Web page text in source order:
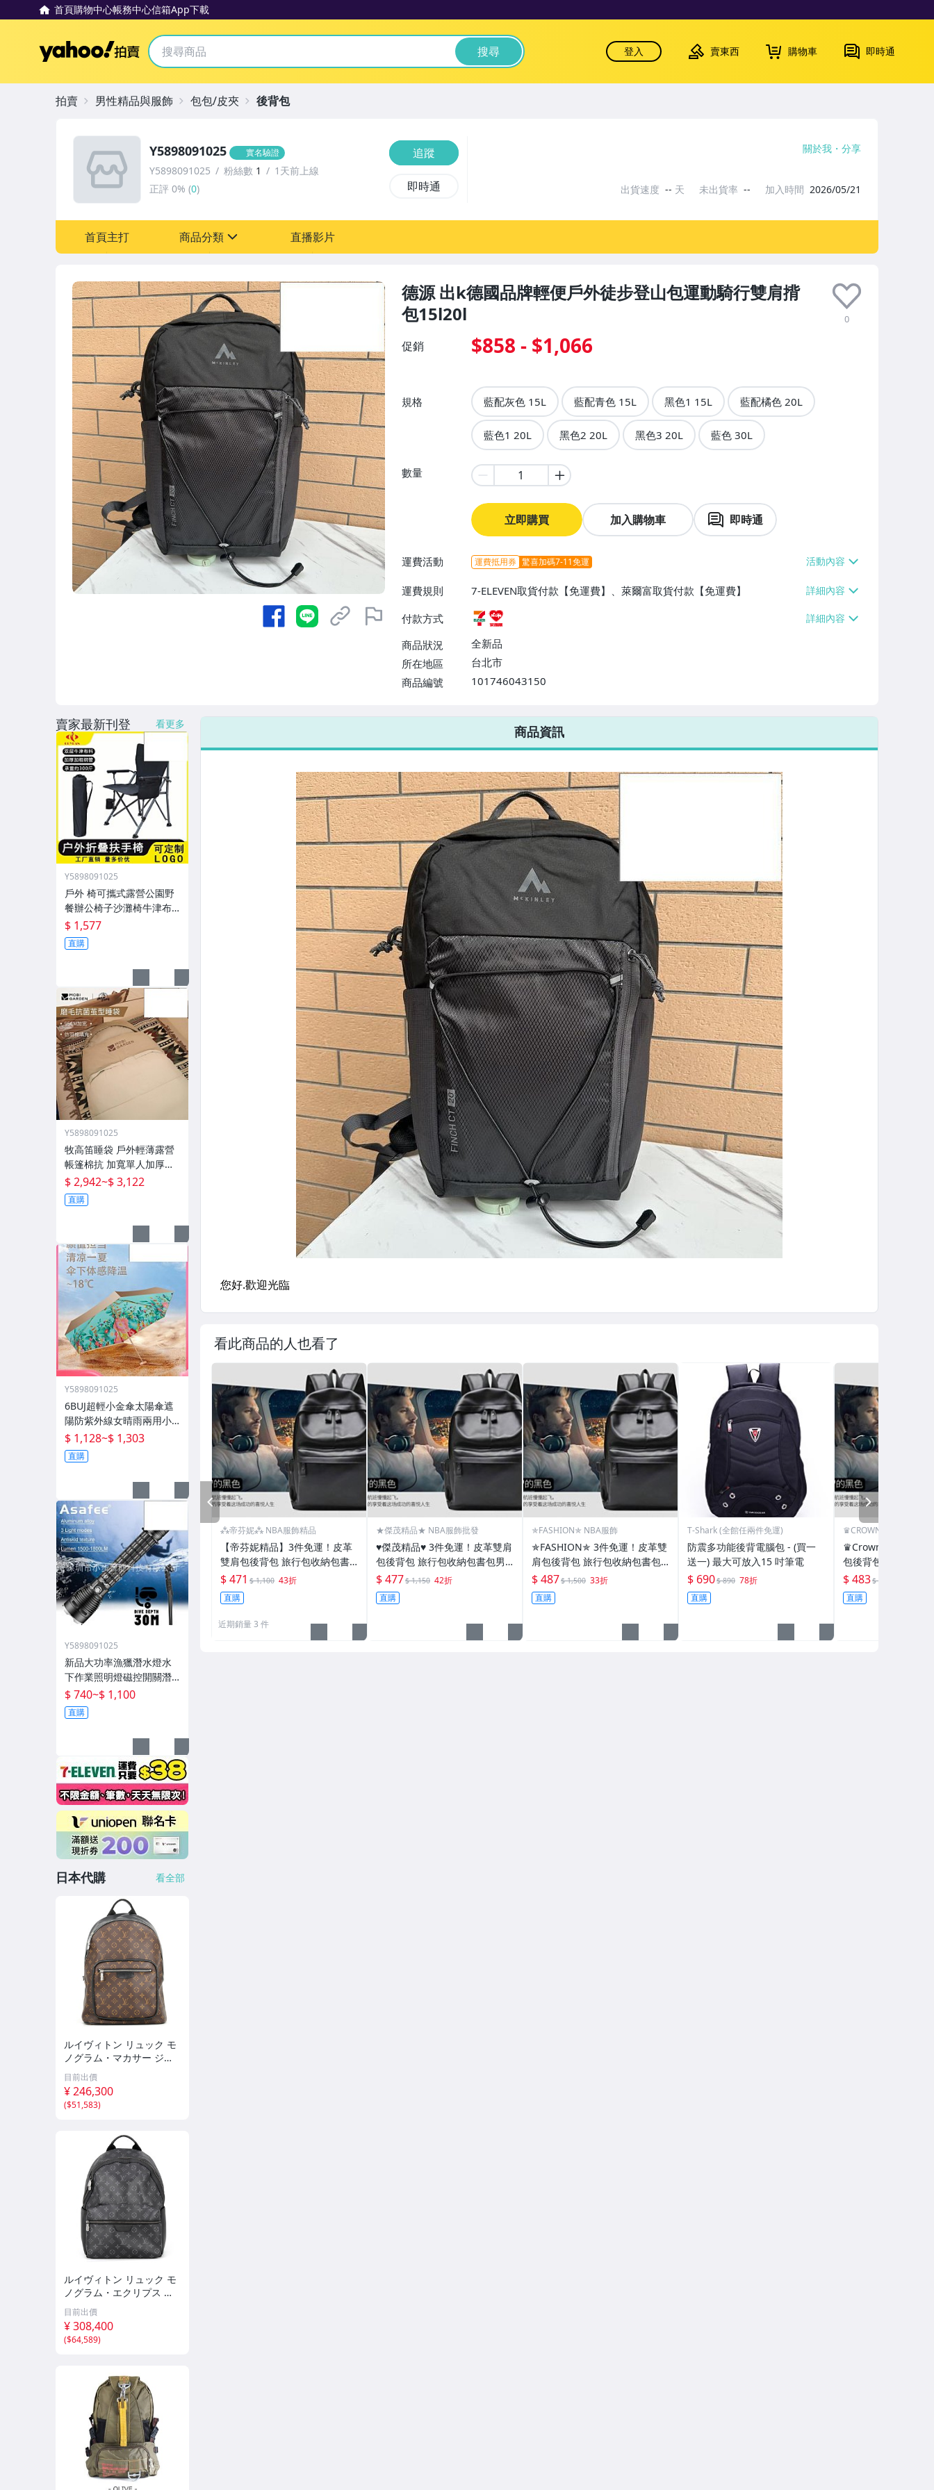
首頁購物中心帳務中心信箱App下載
Yahoo拍賣 搜尋 登入 賣東西 購物車 即時通
德源 出k德國品牌輕便戶外徒步登山包運動騎行雙肩揹
包15l20l
0
促銷 $858 - $1,066
規格 藍配灰色 15L 藍配青色 15L 黑色1 15L 藍配橘色 20L
藍色1 20L 黑色2 20L 黑色3 20L 藍色 30L
數量
立即購買 加入購物車 即時通
運費活動 運費抵用券 驚喜加碼7-11免運
運費規則
7-ELEVEN取貨付款【免運費】、萊爾富取貨付款【免運費】
付款方式
商品狀況
全新品
所在地區
台北市
商品編號
101746043150
7-ELEVEN 運費只要38元
不限金額、筆數，筆筆優惠無限次！
Y5898091025 實名驗證
Y5898091025 粉絲數 1
1天前上線
正評 0% (0)
追蹤
即時通
關於我 分享
出貨速度 -- 天 未出貨率 -- 加入時間 2026/05/21
首頁主打 商品分類
圖書/影音/文具
古董、藝術與礦石
手機、配件與通訊
美容保養與彩妝
電腦、平板與周邊
相機、攝影與周邊
運動、戶外與休閒
嬰幼兒與孕婦
汽機車精品百貨
居家、家具與園藝
手錶與飾品配件
女包精品與女鞋
家電與影音視聽
直播影片
拍賣 男性精品與服飾 包包/皮夾 後背包
商品資訊
看此商品的人也看了
⁂帝芬妮⁂ NBA服飾精品
【帝芬妮精品】3件免運！皮革
雙肩包後背包 旅行包收納包書
包男包包 真皮筆電腦包公事包
斜肩包斜背包側背包單肩包斜挎
包12
$ 471 $ 1,100 43折
直購
近期銷量 3 件
★傑茂精品★ NBA服飾批發
♥傑茂精品♥ 3件免運！皮革雙肩
包後背包 旅行包收納包書包男
包包 真皮筆電腦包公事包 斜肩
包斜背包側背包單肩包斜挎包12
$ 477$ 1,150 42折
直購
✯FASHION✯ NBA服飾
✯FASHION✯ 3件免運！皮革雙
肩包後背包 旅行包收納包書包
男包包 真皮筆電腦包公事包 斜
肩包斜背包側背包單肩包12
$ 487$ 1,500 33折
直購
T-Shark (全館任兩件免運)
防震多功能後背電腦包 - (買一
送一) 最大可放入15 吋筆電
$ 690$ 890 78折
直購
♛CROWN♛ NBA服飾
♛Crown♛ 3件免運
包後背包 旅行包收
包包 真皮電腦包公
斜背包側背包單肩包
$ 483$ 1,200
直購
PREV
賣家最新刊登 看更多
Y5898091025
戶外 椅可攜式露營公園野
餐辦公椅子沙灘椅牛津布
新款外
$ 1,577
直購
Y5898091025
牧高笛睡袋 戶外輕薄露營
帳篷棉抗 加寬單人加厚攬
月防寒被子
$ 2,942~$ 3,122
直購
Y5898091025
6BUJ超輕小金傘太陽傘遮
陽防紫外線女晴雨兩用小
巧便攜 五折傘
$ 1,128~$ 1,303
直購
Y5898091025
新品大功率漁獵潛水燈水
下作業照明燈磁控開關潛
水深度50米高流明
$ 740~$ 1,100
直購
日本代購 看全部
ルイヴィトン リュック モ
ノグラム・マカサー ジョ
ッシュ NV M45349 LOUIS
VUITTON ヴィトン バッグ
パック 黒 ブラック 【安心
保証】
目前出價
¥ 246,300
($51,583)
ルイヴィトン リュック モ
ノグラム・エクリプス デ
ィスカバリー・バックパッ
クPM M22558 LOUIS VUI
TTON ブラック 黒 【安心
保証】
目前出價
¥ 308,400
($64,589)